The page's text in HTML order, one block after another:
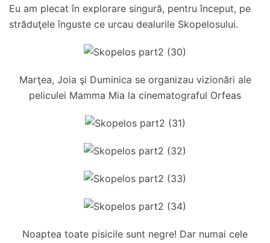
Eu am plecat în explorare singură, pentru început, pe
străduţele înguste ce urcau dealurile Skopelosului.
Marţea, Joia şi Duminica se organizau vizionări ale
peliculei Mamma Mia la cinematograful Orfeas
Noaptea toate pisicile sunt negre! Dar numai cele